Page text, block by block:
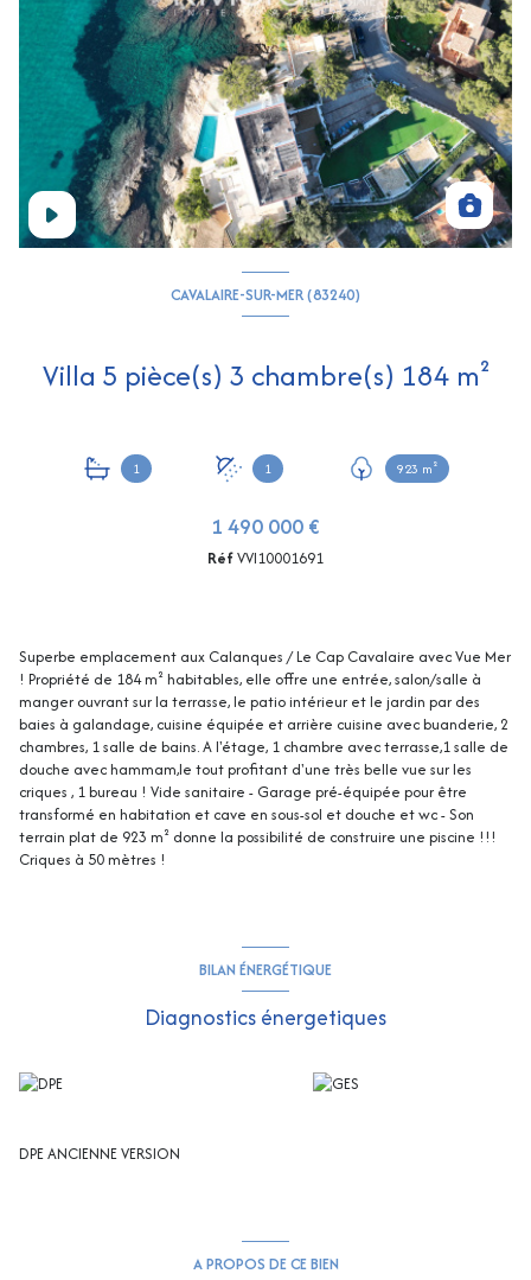
CAVALAIRE-SUR-MER (83240)
Villa 5 pièce(s) 3 chambre(s) 184 m²
1 1 923 m²
1 490 000 €
RéfVVI10001691
Superbe emplacement aux Calanques / Le Cap Cavalaire avec Vue Mer
! Propriété de 184 m² habitables, elle offre une entrée, salon/salle à
manger ouvrant sur la terrasse, le patio intérieur et le jardin par des
baies à galandage, cuisine équipée et arrière cuisine avec buanderie, 2
chambres, 1 salle de bains. A l'étage, 1 chambre avec terrasse,1 salle de
douche avec hammam,le tout profitant d'une très belle vue sur les
criques , 1 bureau ! Vide sanitaire - Garage pré-équipée pour être
transformé en habitation et cave en sous-sol et douche et wc - Son
terrain plat de 923 m² donne la possibilité de construire une piscine !!!
Criques à 50 mètres !
BILAN ÉNERGÉTIQUE
Diagnostics énergetiques
DPE ANCIENNE VERSION
A PROPOS DE CE BIEN